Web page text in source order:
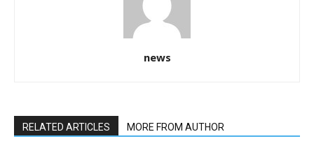
news
RELATED ARTICLES MORE FROM AUTHOR